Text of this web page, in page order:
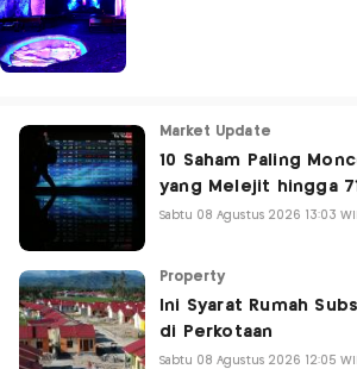
Market Update
10 Saham Paling
yang Melejit hingga
Sabtu 08 Agustus 2026 13:03
Property
Ini Syarat Rumah
di Perkotaan
Sabtu 08 Agustus 2026 12:05